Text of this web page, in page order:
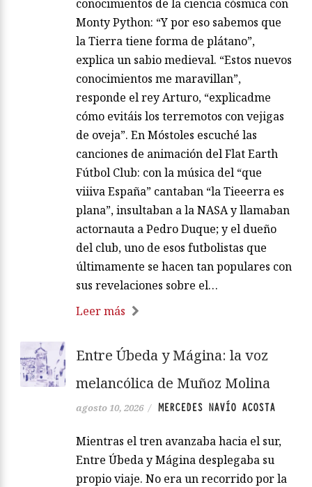
conocimientos de la ciencia cósmica con
Monty Python: “Y por eso sabemos que
la Tierra tiene forma de plátano”,
explica un sabio medieval. “Estos nuevos
conocimientos me maravillan”,
responde el rey Arturo, “explicadme
cómo evitáis los terremotos con vejigas
de oveja”. En Móstoles escuché las
canciones de animación del Flat Earth
Fútbol Club: con la música del “que
viiiva España” cantaban “la Tieeerra es
plana”, insultaban a la NASA y llamaban
actornauta a Pedro Duque; y el dueño
del club, uno de esos futbolistas que
últimamente se hacen tan populares con
sus revelaciones sobre el…
Leer más
Entre Úbeda y Mágina: la voz
melancólica de Muñoz Molina
agosto 10, 2026 / MERCEDES NAVÍO ACOSTA
Mientras el tren avanzaba hacia el sur,
Entre Úbeda y Mágina desplegaba su
propio viaje. No era un recorrido por la